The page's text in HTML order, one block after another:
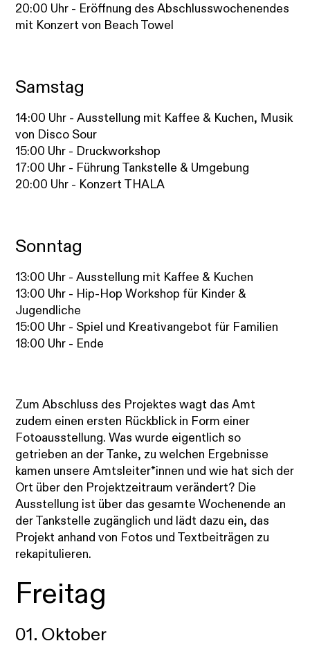
20:00 Uhr - Eröffnung des Abschlusswochenendes
mit Konzert von Beach Towel
Samstag
14:00 Uhr - Ausstellung mit Kaffee & Kuchen, Musik
von Disco Sour
15:00 Uhr - Druckworkshop
17:00 Uhr - Führung Tankstelle & Umgebung
20:00 Uhr - Konzert THALA
Sonntag
13:00 Uhr - Ausstellung mit Kaffee & Kuchen
13:00 Uhr - Hip-Hop Workshop für Kinder &
Jugendliche
15:00 Uhr - Spiel und Kreativangebot für Familien
18:00 Uhr - Ende
Zum Abschluss des Projektes wagt das Amt
zudem einen ersten Rückblick in Form einer
Fotoausstellung. Was wurde eigentlich so
getrieben an der Tanke, zu welchen Ergebnisse
kamen unsere Amtsleiter*innen und wie hat sich der
Ort über den Projektzeitraum verändert? Die
Ausstellung ist über das gesamte Wochenende an
der Tankstelle zugänglich und lädt dazu ein, das
Projekt anhand von Fotos und Textbeiträgen zu
rekapitulieren.
Freitag
01. Oktober